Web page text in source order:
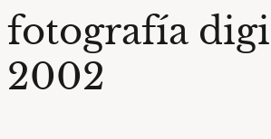
fotografía
2002